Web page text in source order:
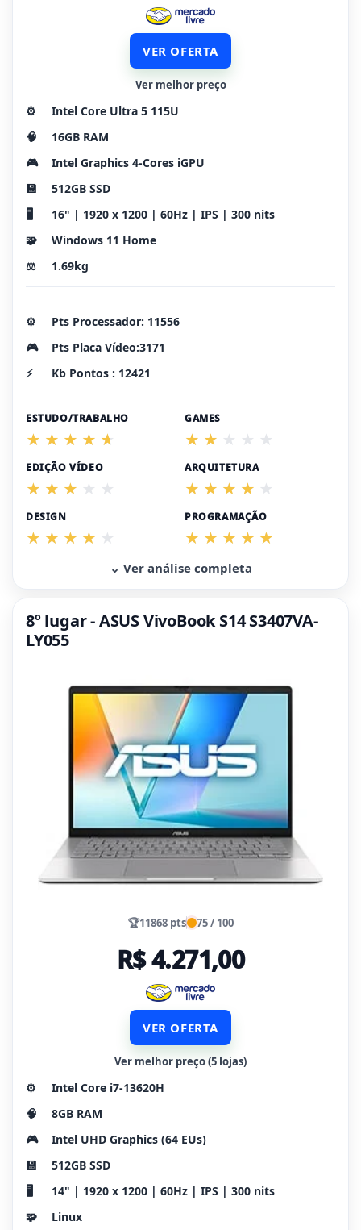
VER OFERTA
Ver melhor preço
⚙️
Intel Core Ultra 5 115U
🧠
16GB RAM
🎮
Intel Graphics 4-Cores iGPU
💾
512GB SSD
🖥️
16" | 1920 x 1200 | 60Hz | IPS | 300 nits
🧩
Windows 11 Home
⚖️
1.69kg
⚙️
Pts Processador: 11556
🎮
Pts Placa Vídeo:3171
⚡
Kb Pontos : 12421
ESTUDO/TRABALHO GAMES
EDIÇÃO VÍDEO ARQUITETURA
DESIGN PROGRAMAÇÃO
⌄ Ver análise completa
8º lugar - ASUS VivoBook S14 S3407VA-
LY055
🏆11868 pts 75 / 100
R$ 4.271,00
VER OFERTA
Ver melhor preço (5 lojas)
⚙️
Intel Core i7-13620H
🧠
8GB RAM
🎮
Intel UHD Graphics (64 EUs)
💾
512GB SSD
🖥️
14" | 1920 x 1200 | 60Hz | IPS | 300 nits
🧩
Linux